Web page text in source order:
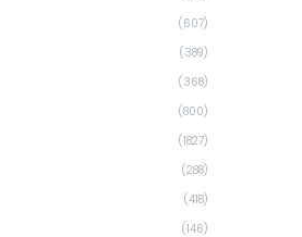
(607)
(389)
(368)
(800)
(1827)
(288)
(418)
(146)